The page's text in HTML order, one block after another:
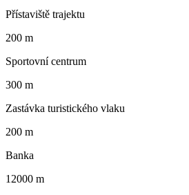
Přístaviště trajektu
200 m
Sportovní centrum
300 m
Zastávka turistického vlaku
200 m
Banka
12000 m